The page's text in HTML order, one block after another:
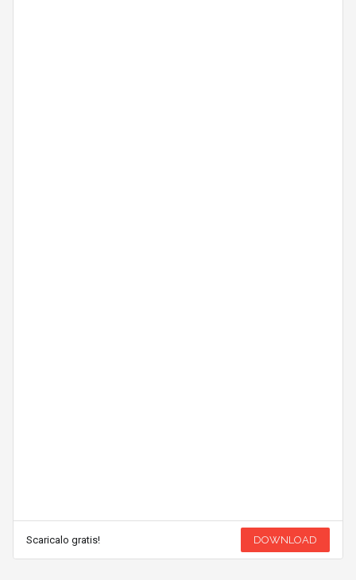
Scaricalo gratis! DOWNLOAD